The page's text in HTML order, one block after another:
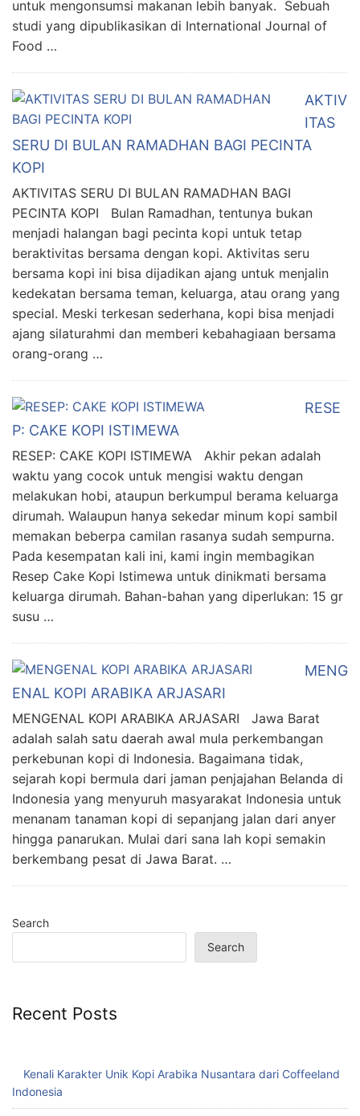
untuk mengonsumsi makanan lebih banyak. Sebuah
studi yang dipublikasikan di International Journal of
Food …
AKTIV
ITAS
SERU DI BULAN RAMADHAN BAGI PECINTA
KOPI
AKTIVITAS SERU DI BULAN RAMADHAN BAGI
PECINTA KOPI Bulan Ramadhan, tentunya bukan
menjadi halangan bagi pecinta kopi untuk tetap
beraktivitas bersama dengan kopi. Aktivitas seru
bersama kopi ini bisa dijadikan ajang untuk menjalin
kedekatan bersama teman, keluarga, atau orang yang
special. Meski terkesan sederhana, kopi bisa menjadi
ajang silaturahmi dan memberi kebahagiaan bersama
orang-orang …
RESE
P: CAKE KOPI ISTIMEWA
RESEP: CAKE KOPI ISTIMEWA Akhir pekan adalah
waktu yang cocok untuk mengisi waktu dengan
melakukan hobi, ataupun berkumpul berama keluarga
dirumah. Walaupun hanya sekedar minum kopi sambil
memakan beberpa camilan rasanya sudah sempurna.
Pada kesempatan kali ini, kami ingin membagikan
Resep Cake Kopi Istimewa untuk dinikmati bersama
keluarga dirumah. Bahan-bahan yang diperlukan: 15 gr
susu …
MENG
ENAL KOPI ARABIKA ARJASARI
MENGENAL KOPI ARABIKA ARJASARI Jawa Barat
adalah salah satu daerah awal mula perkembangan
perkebunan kopi di Indonesia. Bagaimana tidak,
sejarah kopi bermula dari jaman penjajahan Belanda di
Indonesia yang menyuruh masyarakat Indonesia untuk
menanam tanaman kopi di sepanjang jalan dari anyer
hingga panarukan. Mulai dari sana lah kopi semakin
berkembang pesat di Jawa Barat. …
Search
Search
Recent Posts
Kenali Karakter Unik Kopi Arabika Nusantara dari Coffeeland
Indonesia